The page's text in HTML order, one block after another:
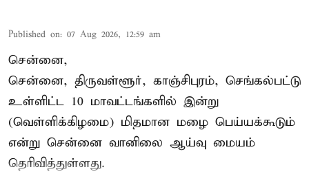
Published on: 07 Aug 2026, 12:59 am
சென்னை,
சென்னை, திருவள்ளூர், காஞ்சிபுரம், செங்கல்பட்டு
உள்ளிட்ட 10 மாவட்டங்களில் இன்று
(வெள்ளிக்கிழமை) மிதமான மழை பெய்யக்கூடும்
என்று சென்னை வானிலை ஆய்வு மையம்
தெரிவித்துள்ளது.